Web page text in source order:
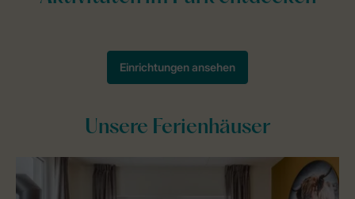
Unsere Ferienhäuser